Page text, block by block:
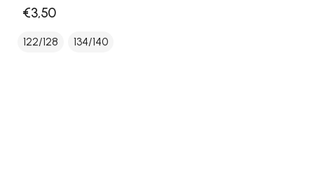
€3,50
122/128 134/140